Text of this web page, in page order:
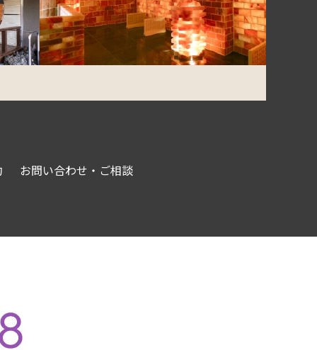
お問い合わせ・ご相談